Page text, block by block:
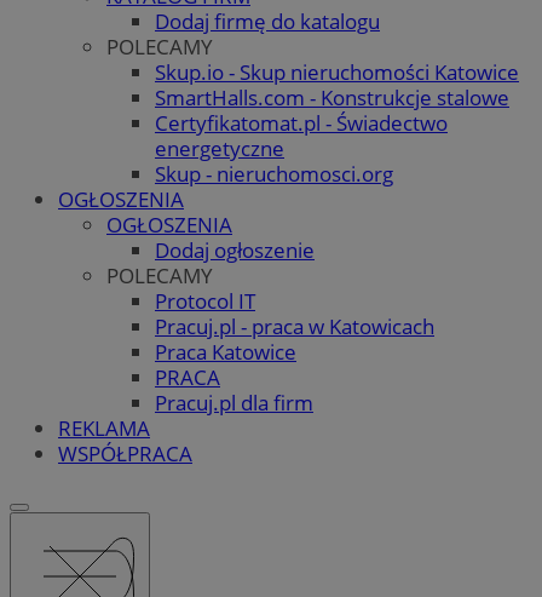
Dodaj firmę do katalogu
POLECAMY
Skup.io - Skup nieruchomości Katowice
SmartHalls.com - Konstrukcje stalowe
Certyfikatomat.pl - Świadectwo
energetyczne
Skup - nieruchomosci.org
OGŁOSZENIA
OGŁOSZENIA
Dodaj ogłoszenie
POLECAMY
Protocol IT
Pracuj.pl - praca w Katowicach
Praca Katowice
PRACA
Pracuj.pl dla firm
REKLAMA
WSPÓŁPRACA